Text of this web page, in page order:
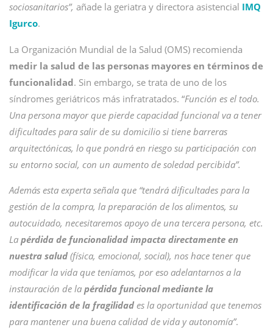
sociosanitarios”, añade la geriatra y directora asistencial IMQ
Igurco.
La Organización Mundial de la Salud (OMS) recomienda
medir la salud de las personas mayores en términos de
funcionalidad. Sin embargo, se trata de uno de los
síndromes geriátricos más infratratados. “Función es el todo.
Una persona mayor que pierde capacidad funcional va a tener
dificultades para salir de su domicilio si tiene barreras
arquitectónicas, lo que pondrá en riesgo su participación con
su entorno social, con un aumento de soledad percibida”.
Además esta experta señala que “tendrá dificultades para la
gestión de la compra, la preparación de los alimentos, su
autocuidado, necesitaremos apoyo de una tercera persona, etc.
La pérdida de funcionalidad impacta directamente en
nuestra salud(física, emocional, social), nos hace tener que
modificar la vida que teníamos, por eso adelantarnos a la
instauración de la pérdida funcional mediante la
identificación de la fragilidades la oportunidad que tenemos
para mantener una buena calidad de vida y autonomía”.